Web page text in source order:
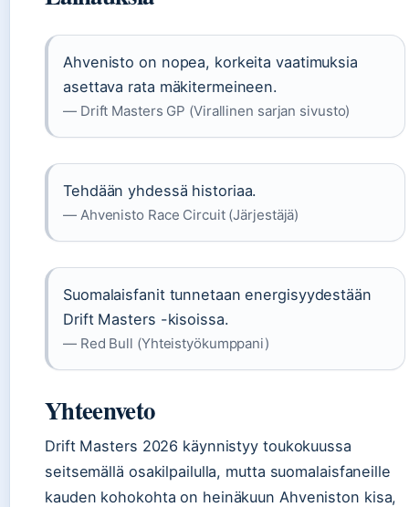
Ahvenisto on nopea, korkeita vaatimuksia
asettava rata mäkitermeineen.
— Drift Masters GP (Virallinen sarjan sivusto)
Tehdään yhdessä historiaa.
— Ahvenisto Race Circuit (Järjestäjä)
Suomalaisfanit tunnetaan energisyydestään
Drift Masters -kisoissa.
— Red Bull (Yhteistyökumppani)
Yhteenveto
Drift Masters 2026 käynnistyy toukokuussa
seitsemällä osakilpailulla, mutta suomalaisfaneille
kauden kohokohta on heinäkuun Ahveniston kisa,